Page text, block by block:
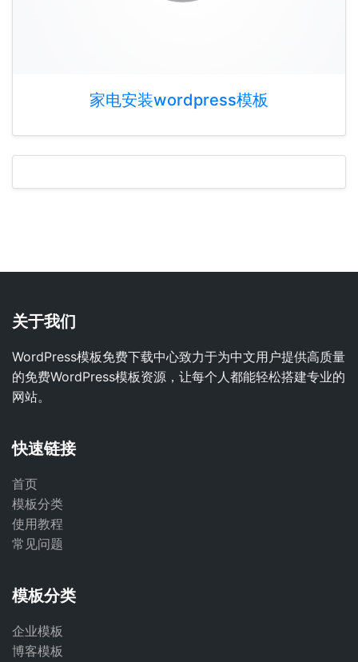
家电安装wordpress模板
关于我们
WordPress模板免费下载中心致力于为中文用户提供高质量
的免费WordPress模板资源，让每个人都能轻松搭建专业的
网站。
快速链接
首页
模板分类
使用教程
常见问题
模板分类
企业模板
博客模板